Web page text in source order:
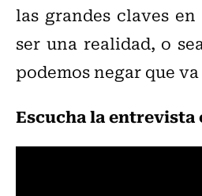
las grandes claves
ser una realidad, o
podemos negar que
Escucha la